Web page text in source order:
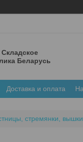
Беларусь
Доставка и оплата
стремянки,